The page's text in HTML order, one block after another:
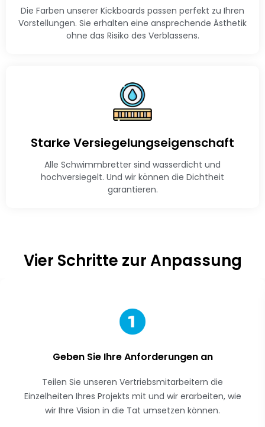
Die Farben unserer Kickboards passen perfekt zu Ihren
Vorstellungen. Sie erhalten eine ansprechende Ästhetik
ohne das Risiko des Verblassens.
Starke Versiegelungseigenschaft
Alle Schwimmbretter sind wasserdicht und
hochversiegelt. Und wir können die Dichtheit
garantieren.
Vier Schritte zur Anpassung
Geben Sie Ihre Anforderungen an
Teilen Sie unseren Vertriebsmitarbeitern die
Einzelheiten Ihres Projekts mit und wir erarbeiten, wie
wir Ihre Vision in die Tat umsetzen können.